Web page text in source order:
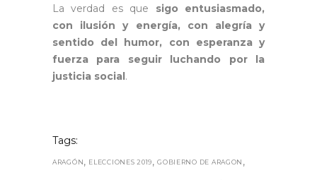
La verdad es que sigo entusiasmado,
con ilusión y energía, con alegría y
sentido del humor, con esperanza y
fuerza para seguir luchando por la
justicia social.
Tags:
ARAGÓN, ELECCIONES 2019,GOBIERNO DE ARAGON ,